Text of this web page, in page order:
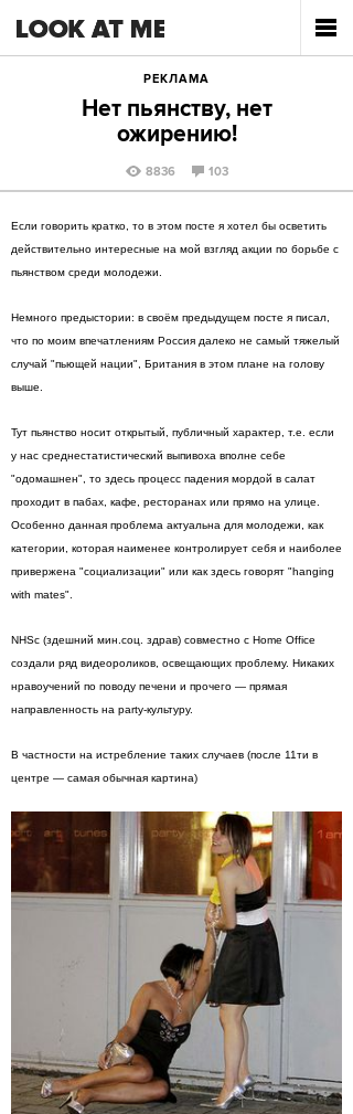
РЕКЛАМА
Нет пьянству, нет
ожирению!
8836 103
Если говорить кратко, то в этом посте я хотел бы осветить
действительно интересные на мой взгляд акции по борьбе с
пьянством среди молодежи.
Немного предыстории: в своём предыдущем посте я писал,
что по моим впечатлениям Россия далеко не самый тяжелый
случай "пьющей нации", Британия в этом плане на голову
выше.
Тут пьянство носит открытый, публичный характер, т.е. если
у нас среднестатистический выпивоха вполне себе
"одомашнен", то здесь процесс падения мордой в салат
проходит в пабах, кафе, ресторанах или прямо на улице.
Особенно данная проблема актуальна для молодежи, как
категории, которая наименее контролирует себя и наиболее
привержена "социализации" или как здесь говорят "hanging
with mates".
NHSс (здешний мин.соц. здрав) совместно с Home Office
создали ряд видеороликов, освещающих проблему. Никаких
нравоучений по поводу печени и прочего — прямая
направленность на party-культуру.
В частности на истребление таких случаев (после 11ти в
центре — самая обычная картина)